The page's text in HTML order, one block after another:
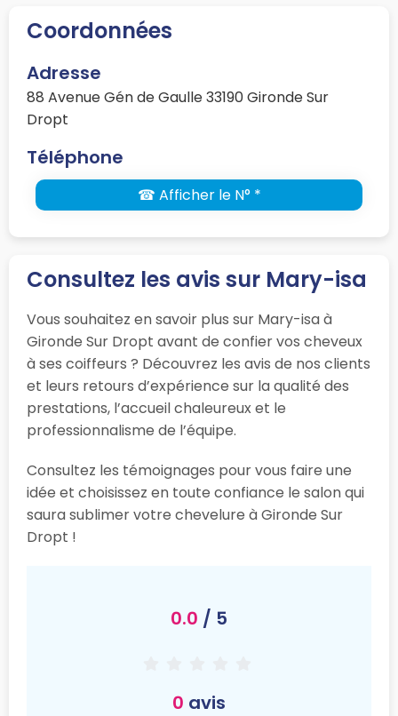
Coordonnées
Adresse
88 Avenue Gén de Gaulle 33190 Gironde Sur
Dropt
Téléphone
☎ Afficher le N° *
Consultez les avis sur Mary-isa
Vous souhaitez en savoir plus sur Mary-isa à
Gironde Sur Dropt avant de confier vos cheveux
à ses coiffeurs ? Découvrez les avis de nos clients
et leurs retours d’expérience sur la qualité des
prestations, l’accueil chaleureux et le
professionnalisme de l’équipe.
Consultez les témoignages pour vous faire une
idée et choisissez en toute confiance le salon qui
saura sublimer votre chevelure à Gironde Sur
Dropt !
0.0 / 5
0 avis